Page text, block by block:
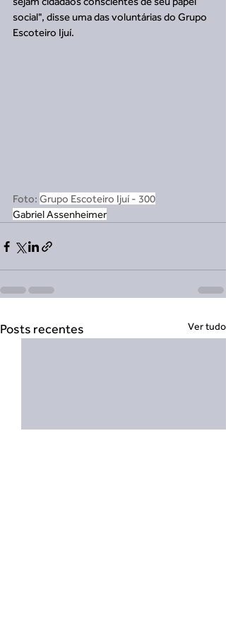
social", disse uma das voluntárias do Grupo
Escoteiro Ijuí.
Foto: Grupo Escoteiro Ijuí - 300
Gabriel Assenheimer
Posts recentes Ver tudo